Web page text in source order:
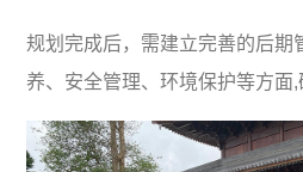
规划完成后，需建立完善的后期
养、安全管理、环境保护等方面,